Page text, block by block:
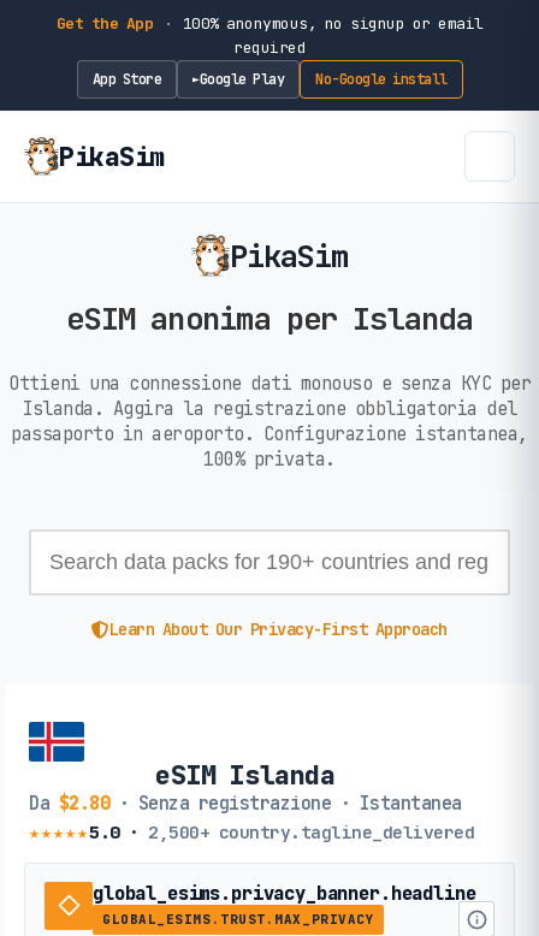
Get the App ·
100% anonymous, no signup or email
required
App Store ►Google Play No-Google install
PikaSim
PikaSim
eSIM anonima per Islanda
Ottieni una connessione dati monouso e senza KYC per
Islanda. Aggira la registrazione obbligatoria del
passaporto in aeroporto. Configurazione istantanea,
100% privata.
Learn About Our Privacy-First Approach
eSIM Islanda
Da $2.80· Senza registrazione · Istantanea
★★★★★5.0· 2,500+ country.tagline_delivered
global_esims.privacy_banner.headline
GLOBAL_ESIMS.TRUST.MAX_PRIVACY